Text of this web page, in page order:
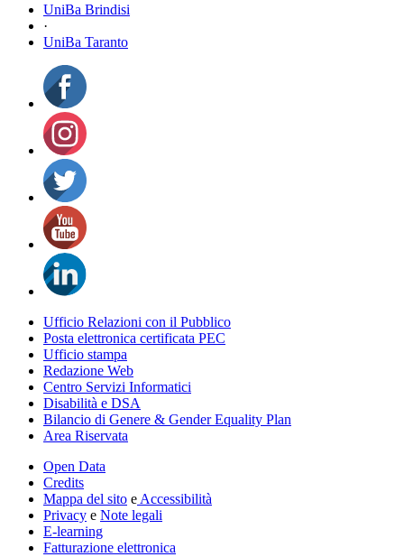
UniBa Brindisi
·
UniBa Taranto
Ufficio Relazioni con il Pubblico
Posta elettronica certificata PEC
Ufficio stampa
Redazione Web
Centro Servizi Informatici
Disabilità e DSA
Bilancio di Genere & Gender Equality Plan
Area Riservata
Open Data
Credits
Mappa del sito e Accessibilità
Privacy e Note legali
E-learning
Fatturazione elettronica